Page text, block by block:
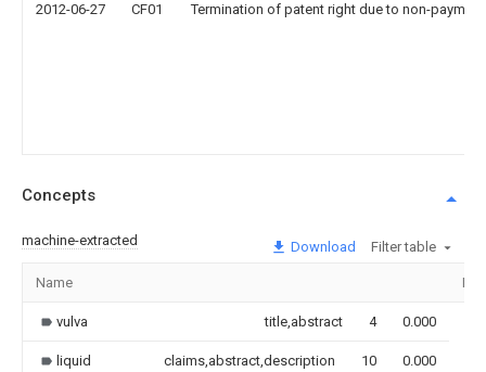
2012-06-27 CF01 Termination of patent right due to non-
Concepts
machine-extracted Download Filter table
Name
vulva title,abstract 4 0.000
liquid claims,abstract,description 10 0.000